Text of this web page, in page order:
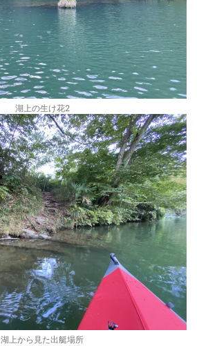
湖上の生け花2
湖上から見た出艇場所